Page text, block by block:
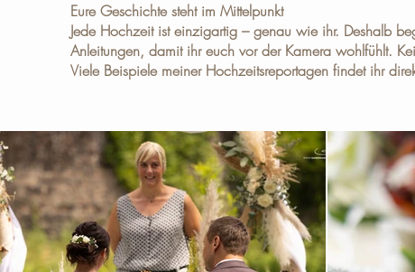
Eure Geschichte steht im Mittelpunkt
Jede Hochzeit ist einzigartig – genau wie ihr. Deshalb
Anleitungen, damit ihr euch vor der Kamera wohlfühlt.
Viele Beispiele meiner Hochzeitsreportagen findet ihr